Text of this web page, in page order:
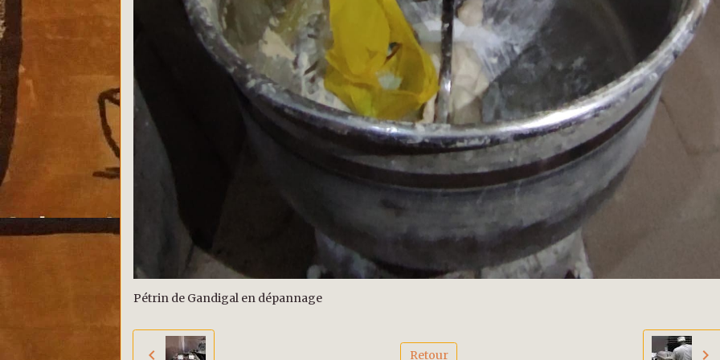
Pétrin de Gandigal en dépannage
Retour